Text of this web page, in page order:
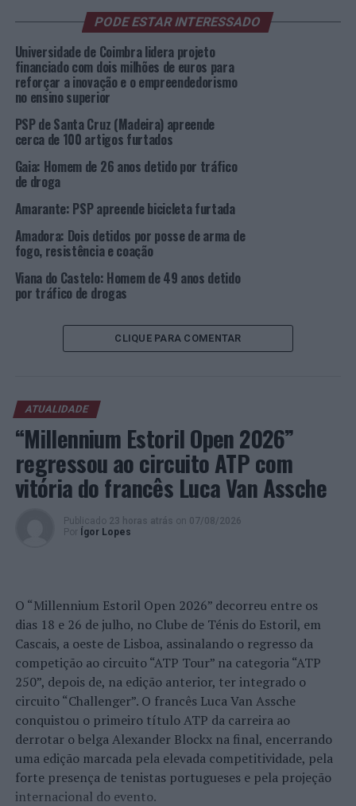
PSP
PRÓXIMO
Coimbra: Detido por condução sob o efeito do álcool na
Rua do Brasil
NÃO PERCA
Portucalense reúne painel de excelência para debate
sobre o futuro do Ensino Superior
PODE ESTAR INTERESSADO
Universidade de Coimbra lidera projeto
financiado com dois milhões de euros para
reforçar a inovação e o empreendedorismo
no ensino superior
PSP de Santa Cruz (Madeira) apreende
cerca de 100 artigos furtados
Gaia: Homem de 26 anos detido por tráfico
de droga
Amarante: PSP apreende bicicleta furtada
Amadora: Dois detidos por posse de arma de
fogo, resistência e coação
Viana do Castelo: Homem de 49 anos detido
por tráfico de drogas
CLIQUE PARA COMENTAR
ATUALIDADE
“Millennium Estoril Open 2026”
regressou ao circuito ATP com
vitória do francês Luca Van Assche
Publicado 23 horas atrás on 07/08/2026
Por
Ígor Lopes
O “Millennium Estoril Open 2026” decorreu entre os
dias 18 e 26 de julho, no Clube de Ténis do Estoril, em
Cascais, a oeste de Lisboa, assinalando o regresso da
competição ao circuito “ATP Tour” na categoria “ATP
250”, depois de, na edição anterior, ter integrado o
circuito “Challenger”. O francês Luca Van Assche
conquistou o primeiro título ATP da carreira ao
derrotar o belga Alexander Blockx na final, encerrando
uma edição marcada pela elevada competitividade, pela
forte presença de tenistas portugueses e pela projeção
internacional do evento.